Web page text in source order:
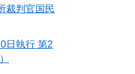
裁判官国民
日執行 第2